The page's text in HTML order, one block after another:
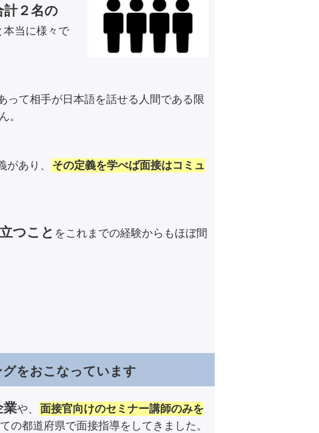
２名の
本当に様々で
って相手が日本語を話せる人間である限
。
あり、
その定義を学べば面接はコミュ
つこと をこれまでの経験からもほぼ間
をおこなっています
業や、
面接官向けのセミナー講師のみを
の都道府県で面接指導をしてきました。